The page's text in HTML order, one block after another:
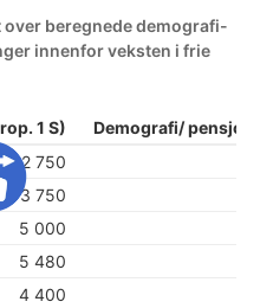
over beregnede demografi-
innenfor veksten i frie
1 S)
Demografi/ pensjon
2 750
3 750
5 000
5 480
4 400